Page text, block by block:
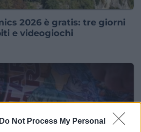
Do Not Process My Personal
2026 è gratis: tre giorni
e videogiochi